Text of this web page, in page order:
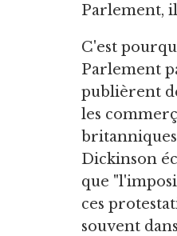
Parlement,
C'est
Parlement
publièrent
les
Dickinson
que
ces
souvent